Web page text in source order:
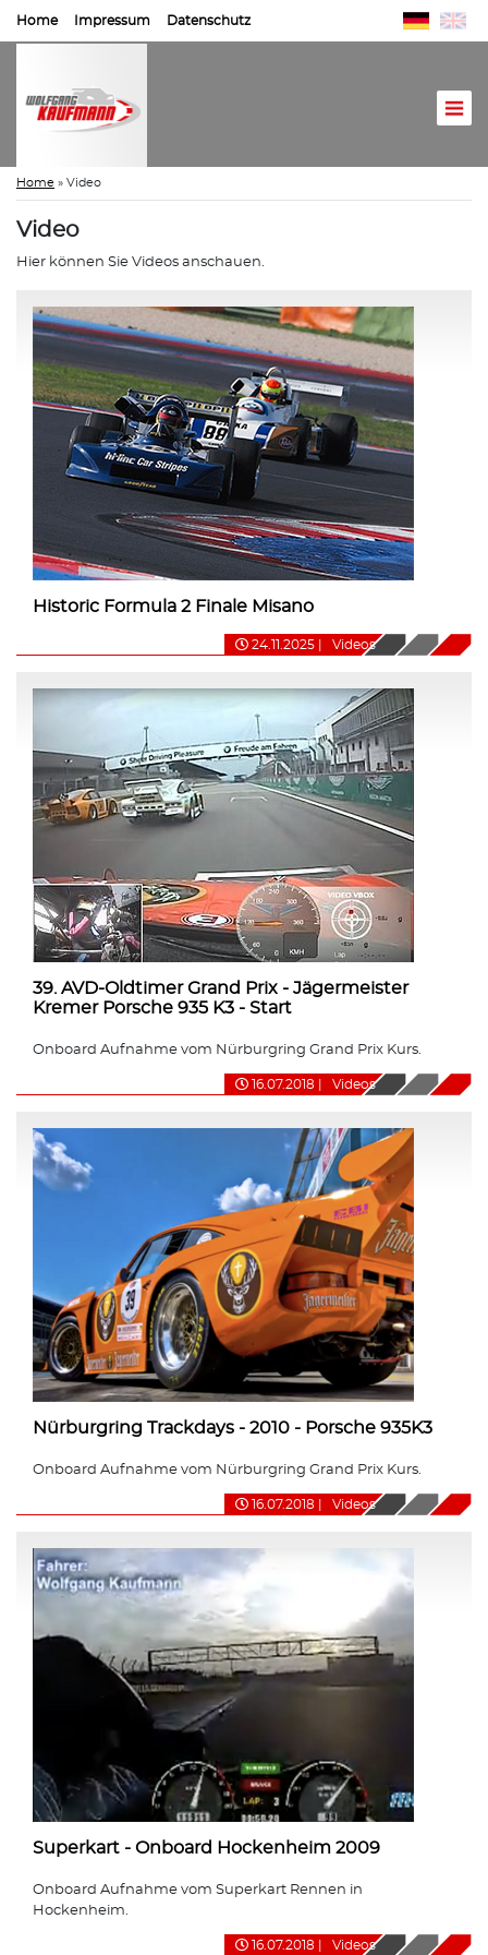
Home Impressum Datenschutz
Home » Video
Video
Hier können Sie Videos anschauen.
Historic Formula 2 Finale Misano
24.11.2025 Videos
39. AVD-Oldtimer Grand Prix - Jägermeister
Kremer Porsche 935 K3 - Start
Onboard Aufnahme vom Nürburgring Grand Prix Kurs.
16.07.2018 Videos
Nürburgring Trackdays - 2010 - Porsche 935K3
Onboard Aufnahme vom Nürburgring Grand Prix Kurs.
16.07.2018 Videos
Superkart - Onboard Hockenheim 2009
Onboard Aufnahme vom Superkart Rennen in
Hockenheim.
16.07.2018 Videos